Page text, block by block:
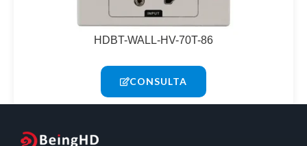
HDBT-WALL-HV-70T-86
CONSULTA